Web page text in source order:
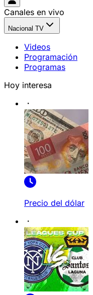
Canales en vivo
Nacional TV
Videos
Programación
Programas
Hoy interesa
Precio del dólar